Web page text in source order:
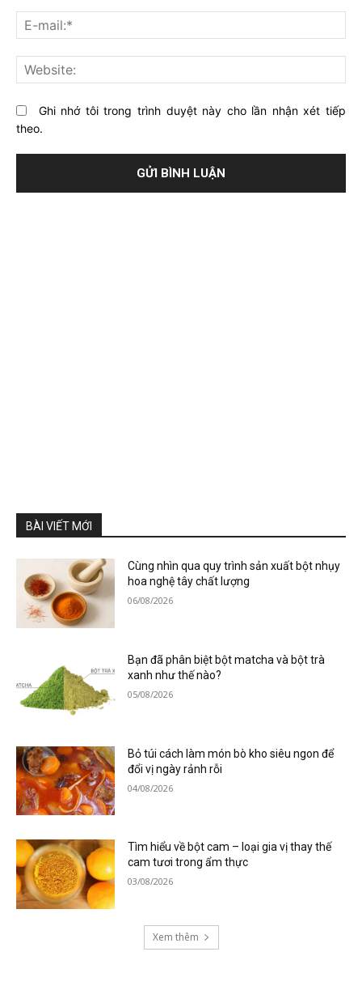
về
bài
viết
này?
Ghi nhớ tôi trong trình duyệt này cho lần nhận xét tiếp
theo.
BÀI VIẾT MỚI
Cùng nhìn qua quy trình sản xuất bột nhụy
hoa nghệ tây chất lượng
06/08/2026
Bạn đã phân biệt bột matcha và bột trà
xanh như thế nào?
05/08/2026
Bỏ túi cách làm món bò kho siêu ngon để
đổi vị ngày rảnh rỗi
04/08/2026
Tìm hiểu về bột cam – loại gia vị thay thế
cam tươi trong ẩm thực
03/08/2026
Xem thêm